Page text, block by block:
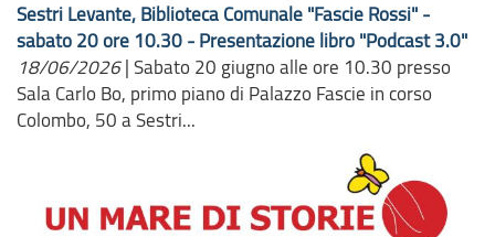
Sestri Levante, Biblioteca Comunale "Fascie Rossi" -
sabato 20 ore 10.30 - Presentazione libro "Podcast 3.0"
18/06/2026 | Sabato 20 giugno alle ore 10.30 presso
Sala Carlo Bo, primo piano di Palazzo Fascie in corso
Colombo, 50 a Sestri...